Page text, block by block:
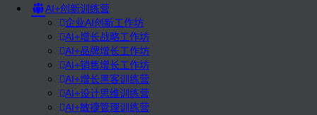
AI+创新训练营
企业AI创新工作坊
AI+增长战略工作坊
AI+品牌增长工作坊
AI+销售增长工作坊
AI+增长黑客训练营
AI+设计思维训练营
AI+敏捷管理训练营